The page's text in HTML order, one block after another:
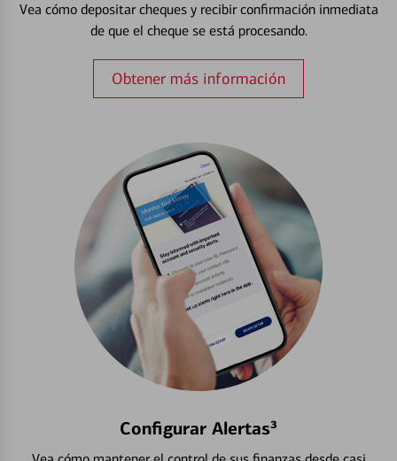
Vea cómo depositar cheques y recibir confirmación inmediata
de que el cheque se está procesando.
Obtener más información
Configurar Alertas³